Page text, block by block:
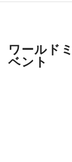
ワールド
ベント